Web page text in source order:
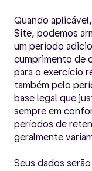
Quando
Site, podemos
um período
cumprimento de
para o exercício
também pelo
base legal que
sempre em
períodos de
geralmente
Seus dados